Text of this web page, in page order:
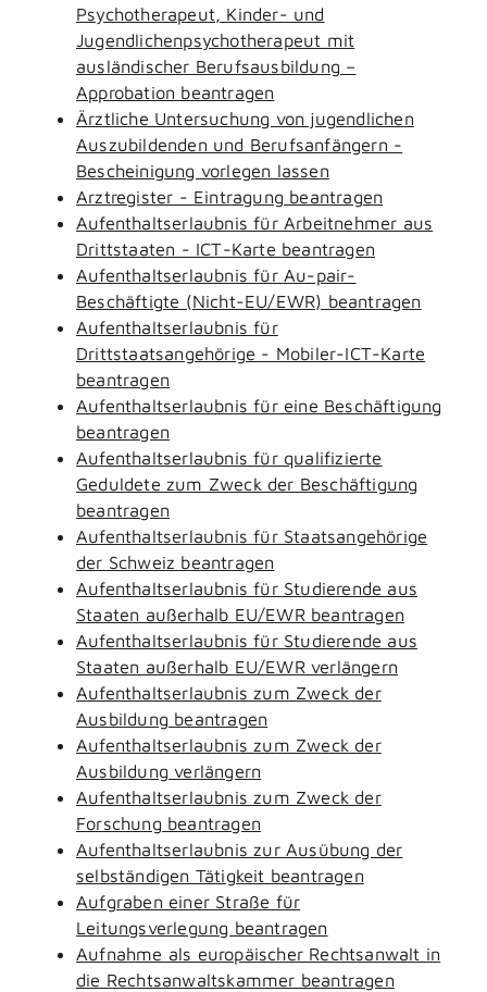
Psychotherapeut, Kinder- und
Jugendlichenpsychotherapeut mit
ausländischer Berufsausbildung –
Approbation beantragen
Ärztliche Untersuchung von jugendlichen
Auszubildenden und Berufsanfängern -
Bescheinigung vorlegen lassen
Arztregister - Eintragung beantragen
Aufenthaltserlaubnis für Arbeitnehmer aus
Drittstaaten - ICT-Karte beantragen
Aufenthaltserlaubnis für Au-pair-
Beschäftigte (Nicht-EU/EWR) beantragen
Aufenthaltserlaubnis für
Drittstaatsangehörige - Mobiler-ICT-Karte
beantragen
Aufenthaltserlaubnis für eine Beschäftigung
beantragen
Aufenthaltserlaubnis für qualifizierte
Geduldete zum Zweck der Beschäftigung
beantragen
Aufenthaltserlaubnis für Staatsangehörige
der Schweiz beantragen
Aufenthaltserlaubnis für Studierende aus
Staaten außerhalb EU/EWR beantragen
Aufenthaltserlaubnis für Studierende aus
Staaten außerhalb EU/EWR verlängern
Aufenthaltserlaubnis zum Zweck der
Ausbildung beantragen
Aufenthaltserlaubnis zum Zweck der
Ausbildung verlängern
Aufenthaltserlaubnis zum Zweck der
Forschung beantragen
Aufenthaltserlaubnis zur Ausübung der
selbständigen Tätigkeit beantragen
Aufgraben einer Straße für
Leitungsverlegung beantragen
Aufnahme als europäischer Rechtsanwalt in
die Rechtsanwaltskammer beantragen